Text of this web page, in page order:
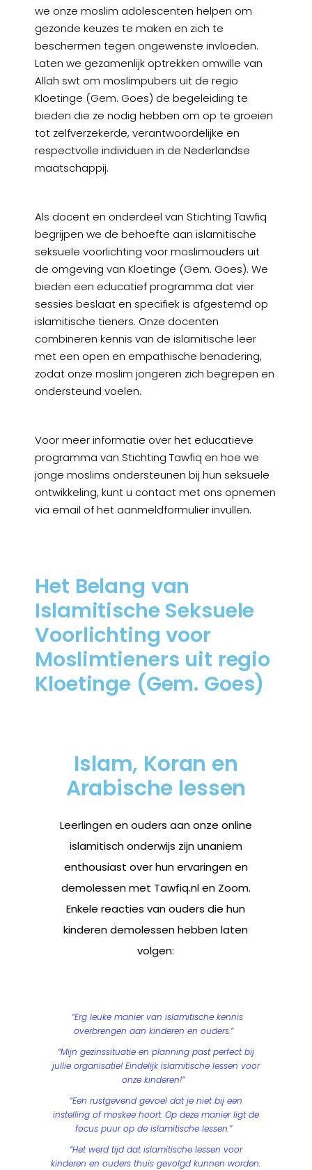
we onze moslim adolescenten helpen om
gezonde keuzes te maken en zich te
beschermen tegen ongewenste invloeden.
Laten we gezamenlijk optrekken omwille van
Allah swt om moslimpubers uit de regio
Kloetinge (Gem. Goes) de begeleiding te
bieden die ze nodig hebben om op te groeien
tot zelfverzekerde, verantwoordelijke en
respectvolle individuen in de Nederlandse
maatschappij.
Als docent en onderdeel van Stichting Tawfiq
begrijpen we de behoefte aan islamitische
seksuele voorlichting voor moslimouders uit
de omgeving van Kloetinge (Gem. Goes). We
bieden een educatief programma dat vier
sessies beslaat en specifiek is afgestemd op
islamitische tieners. Onze docenten
combineren kennis van de islamitische leer
met een open en empathische benadering,
zodat onze moslim jongeren zich begrepen en
ondersteund voelen.
Voor meer informatie over het educatieve
programma van Stichting Tawfiq en hoe we
jonge moslims ondersteunen bij hun seksuele
ontwikkeling, kunt u contact met ons opnemen
via email of het aanmeldformulier invullen.
Het Belang van
Islamitische Seksuele
Voorlichting voor
Moslimtieners uit regio
Kloetinge (Gem. Goes)
Islam, Koran en
Arabische lessen
Leerlingen en ouders aan onze online
islamitisch onderwijs zijn unaniem
enthousiast over hun ervaringen en
demolessen met Tawfiq.nl en Zoom.
Enkele reacties van ouders die hun
kinderen demolessen hebben laten
volgen:
“Erg leuke manier van islamitische kennis
overbrengen aan kinderen en ouders.”
“Mijn gezinssituatie en planning past perfect bij
jullie organisatie! Eindelijk islamitische lessen voor
onze kinderen!”
“Een rustgevend gevoel dat je niet bij een
instelling of moskee hoort. Op deze manier ligt de
focus puur op de islamitische lessen.”
“Het werd tijd dat islamitische lessen voor
kinderen en ouders thuis gevolgd kunnen worden.